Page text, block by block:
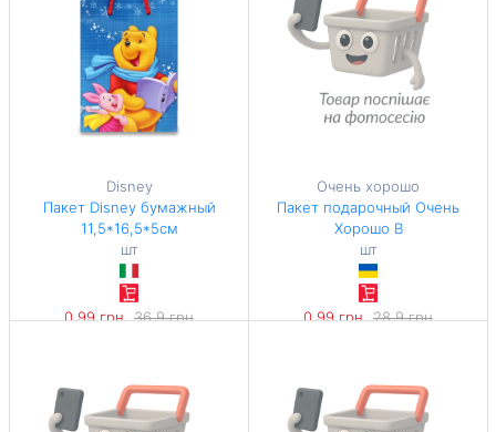
Disney
Пакет Disney бумажный
11,5*16,5*5см
шт
0,99 грн 36,9 грн
Очень хорошо
Пакет подарочный Очень
Хорошо B
шт
0,99 грн 28,9 грн